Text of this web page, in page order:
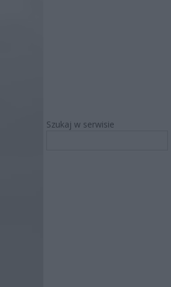
Szukaj w serwisie